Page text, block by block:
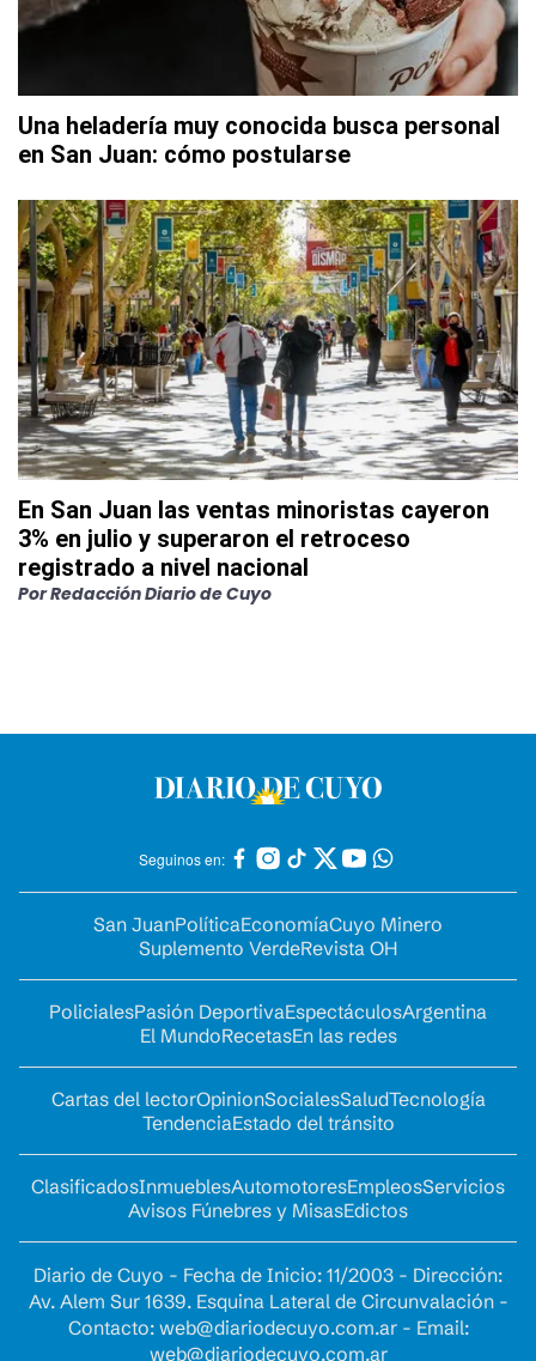
Una heladería muy conocida busca personal
en San Juan: cómo postularse
En San Juan las ventas minoristas cayeron
3% en julio y superaron el retroceso
registrado a nivel nacional
PorRedacción Diario de Cuyo
Seguinos en:
San JuanPolíticaEconomíaCuyo Minero
Suplemento VerdeRevista OH
PolicialesPasión DeportivaEspectáculosArgentina
El MundoRecetasEn las redes
Cartas del lectorOpinionSocialesSaludTecnología
TendenciaEstado del tránsito
ClasificadosInmueblesAutomotoresEmpleosServicios
Avisos Fúnebres y MisasEdictos
Diario de Cuyo - Fecha de Inicio: 11/2003 - Dirección:
Av. Alem Sur 1639. Esquina Lateral de Circunvalación -
Contacto: web@diariodecuyo.com.ar- Email:
web@diariodecuyo.com.ar